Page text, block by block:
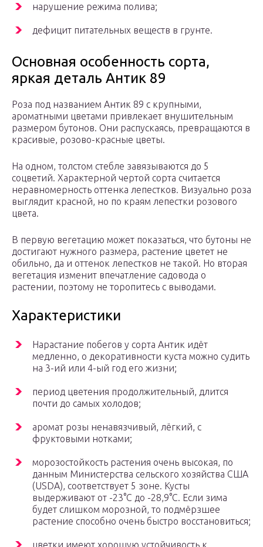
нарушение режима полива;
дефицит питательных веществ в грунте.
Основная особенность сорта,
яркая деталь Антик 89
Роза под названием Антик 89 с крупными,
ароматными цветами привлекает внушительным
размером бутонов. Они распускаясь, превращаются в
красивые, розово-красные цветы.
На одном, толстом стебле завязываются до 5
соцветий. Характерной чертой сорта считается
неравномерность оттенка лепестков. Визуально роза
выглядит красной, но по краям лепестки розового
цвета.
В первую вегетацию может показаться, что бутоны не
достигают нужного размера, растение цветет не
обильно, да и оттенок лепестков не такой. Но вторая
вегетация изменит впечатление садовода о
растении, поэтому не торопитесь с выводами.
Характеристики
Нарастание побегов у сорта Антик идёт
медленно, о декоративности куста можно судить
на 3-ий или 4-ый год его жизни;
период цветения продолжительный, длится
почти до самых холодов;
аромат розы ненавязчивый, лёгкий, с
фруктовыми нотками;
морозостойкость растения очень высокая, по
данным Министерства сельского хозяйства США
(USDA), соответствует 5 зоне. Кусты
выдерживают от -23°С до -28,9°С. Если зима
будет слишком морозной, то подмёрзшее
растение способно очень быстро восстановиться;
цветки имеют хорошую устойчивость к